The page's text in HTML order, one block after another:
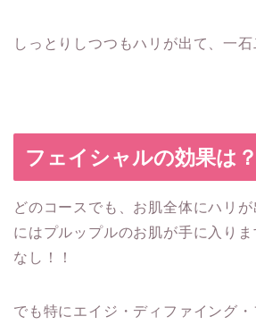
しっとりしつつもハリが出て、一
フェイシャルの効果は？
どのコースでも、お肌全体にハリ
にはプルップルのお肌が手に入り
なし！！
でも特にエイジ・ディファイング